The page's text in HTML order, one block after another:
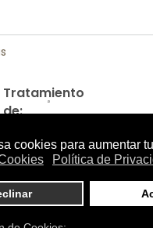
Tratamiento
de:
de Martiderm